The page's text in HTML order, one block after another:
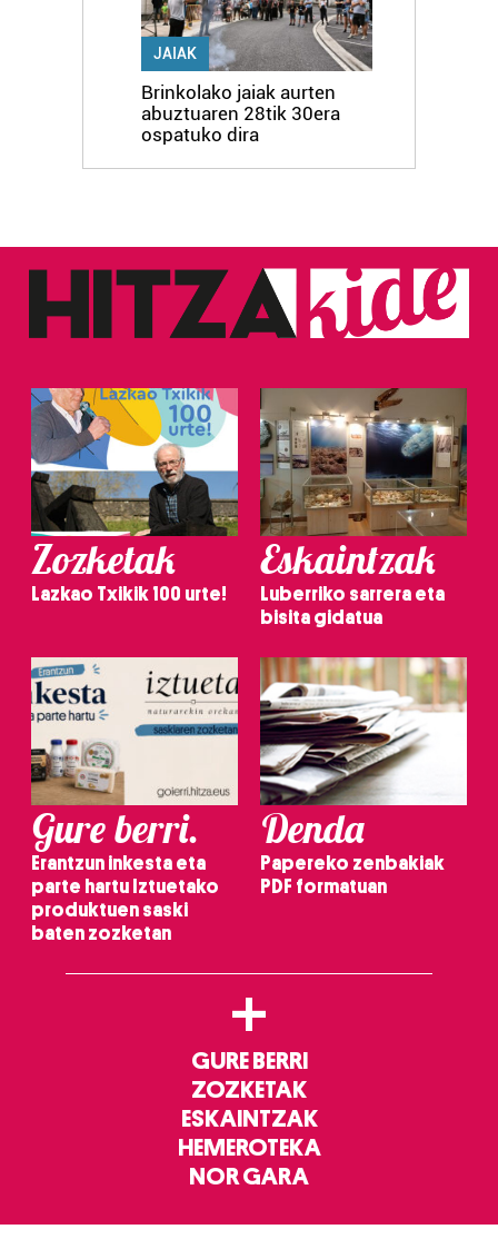
JAIAK
Brinkolako jaiak aurten
abuztuaren 28tik 30era
ospatuko dira
Zozketak
Lazkao Txikik 100 urte!
Eskaintzak
Luberriko sarrera eta
bisita gidatua
Gure berri.
Erantzun inkesta eta
parte hartu Iztuetako
produktuen saski
baten zozketan
Denda
Papereko zenbakiak
PDF formatuan
+
GURE BERRI
ZOZKETAK
ESKAINTZAK
HEMEROTEKA
NOR GARA